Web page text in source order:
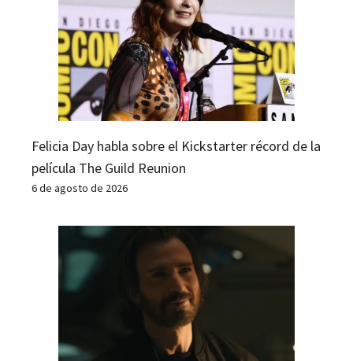
Felicia Day habla sobre el Kickstarter récord de la
película The Guild Reunion
6 de agosto de 2026